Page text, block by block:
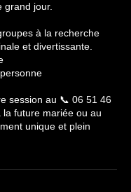
grand jour.
à la recherche
et divertissante.
session au 📞 06 51 46
future mariée ou au
unique et plein